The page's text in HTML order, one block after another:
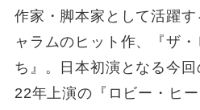
作家・脚本家として活躍
ャラムのヒット作、『ザ
ち』。日本初演となる今
22年上演の『ロビー・ヒ